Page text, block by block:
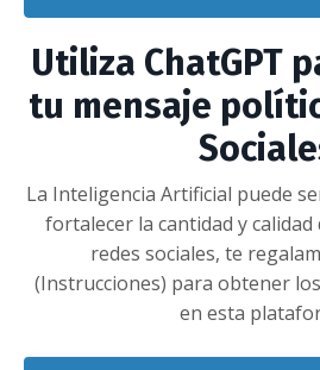
Utiliza ChatGPT
tu mensaje
La Inteligencia Artificial puede
fortalecer la cantidad y calidad
redes sociales, te
(Instrucciones) para obtener
en esta